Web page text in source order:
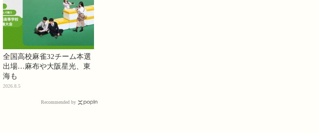
全国高校麻雀32チーム本選
出場…麻布や大阪星光、東
海も
2026.8.5
Recommended by